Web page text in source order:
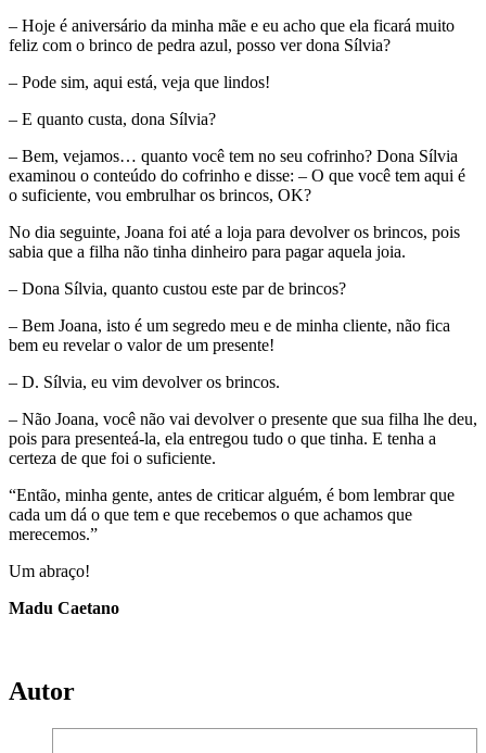
– Hoje é aniversário da minha mãe e eu acho que ela ficará muito
feliz com o brinco de pedra azul, posso ver dona Sílvia?
– Pode sim, aqui está, veja que lindos!
– E quanto custa, dona Sílvia?
– Bem, vejamos… quanto você tem no seu cofrinho? Dona Sílvia
examinou o conteúdo do cofrinho e disse: – O que você tem aqui é
o suficiente, vou embrulhar os brincos, OK?
No dia seguinte, Joana foi até a loja para devolver os brincos, pois
sabia que a filha não tinha dinheiro para pagar aquela joia.
– Dona Sílvia, quanto custou este par de brincos?
– Bem Joana, isto é um segredo meu e de minha cliente, não fica
bem eu revelar o valor de um presente!
– D. Sílvia, eu vim devolver os brincos.
– Não Joana, você não vai devolver o presente que sua filha lhe deu,
pois para presenteá-la, ela entregou tudo o que tinha. E tenha a
certeza de que foi o suficiente.
“Então, minha gente, antes de criticar alguém, é bom lembrar que
cada um dá o que tem e que recebemos o que achamos que
merecemos.”
Um abraço!
Madu Caetano
Autor